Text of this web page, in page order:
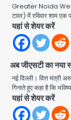
Greater Noida
टावर) में रविवार शाम
यहां से शेयर करें
अब जीएसटी का नया
नई दिल्ली। वित्त
गिनाते हुए कहा है कि
यहां से शेयर करें
4
5